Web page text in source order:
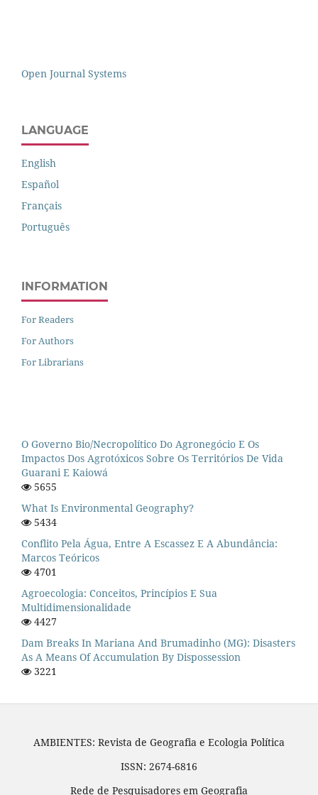
Open Journal Systems
LANGUAGE
English
Español
Français
Português
INFORMATION
For Readers
For Authors
For Librarians
O Governo Bio/necropolítico Do Agronegócio E Os
Impactos Dos Agrotóxicos Sobre Os Territórios De Vida
Guarani E Kaiowá
5655
What Is Environmental Geography?
5434
Conflito Pela Água, Entre A Escassez E A Abundância:
Marcos Teóricos
4701
Agroecologia: Conceitos, Princípios E Sua
Multidimensionalidade
4427
Dam Breaks In Mariana And Brumadinho (MG): Disasters
As A Means Of Accumulation By Dispossession
3221
AMBIENTES: Revista de Geografia e Ecologia Política
ISSN: 2674-6816
Rede de Pesquisadores em Geografia